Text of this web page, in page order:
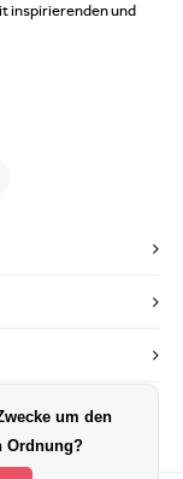
inspirierenden und
um den
Ordnung?